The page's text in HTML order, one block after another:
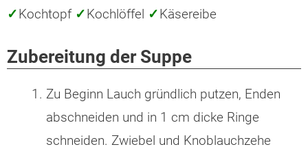
✓Kochtopf ✓Kochlöffel ✓Käsereibe
Zubereitung der Suppe
Zu Beginn Lauch gründlich putzen, Enden
abschneiden und in 1 cm dicke Ringe
schneiden. Zwiebel und Knoblauchzehe